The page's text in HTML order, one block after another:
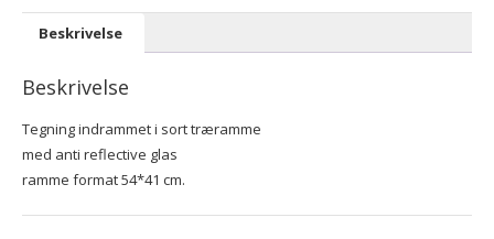
Beskrivelse
Beskrivelse
Tegning indrammet i sort træramme
med anti reflective glas
ramme format 54*41 cm.